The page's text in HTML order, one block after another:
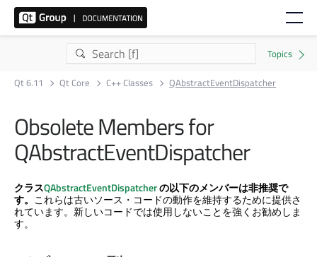
Qt 6.11 Qt Core C++ Classes QAbstractEventDispatcher
Obsolete Members for
QAbstractEventDispatcher
クラスQAbstractEventDispatcherの以下のメンバーは非推奨で
す。 これらは古いソース・コードの動作を維持するために提供さ
れています。新しいコードでは使用しないことを強くお勧めしま
す。